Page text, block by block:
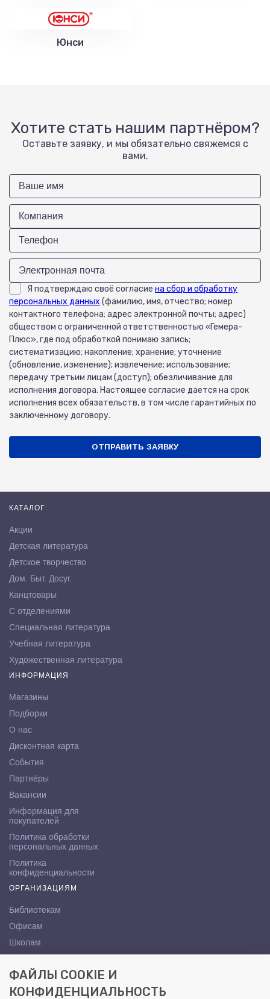
Юнси
Хотите стать нашим партнёром?
Оставьте заявку, и мы обязательно свяжемся с
вами.
Я подтверждаю своё согласие на сбор и обработку
персональных данных (фамилию, имя, отчество; номер
контактного телефона; адрес электронной почты; адрес)
обществом с ограниченной ответственностью «Гемера-
Плюс», где под обработкой понимаю запись;
систематизацию; накопление; хранение; уточнение
(обновление, изменение); извлечение; использование;
передачу третьим лицам (доступ); обезличивание для
исполнения договора. Настоящее согласие дается на срок
исполнения всех обязательств, в том числе гарантийных по
заключенному договору.
ОТПРАВИТЬ ЗАЯВКУ
КАТАЛОГ
Акции
Детская литература
Детское творчество
Дом. Быт. Досуг.
Канцтовары
С отделениями
Специальная литература
Учебная литература
Художественная литература
ИНФОРМАЦИЯ
Магазины
Подборки
О нас
Дисконтная карта
События
Партнёры
Вакансии
Информация для
покупателей
Политика обработки
персональных данных
Политика
конфиденциальности
ОРГАНИЗАЦИЯМ
Библиотекам
Офисам
Школам
КОНТАКТЫ
Саратов, ул. Осипова, 10А
ФАЙЛЫ COOKIE И
КОНФИДЕНЦИАЛЬНОСТЬ